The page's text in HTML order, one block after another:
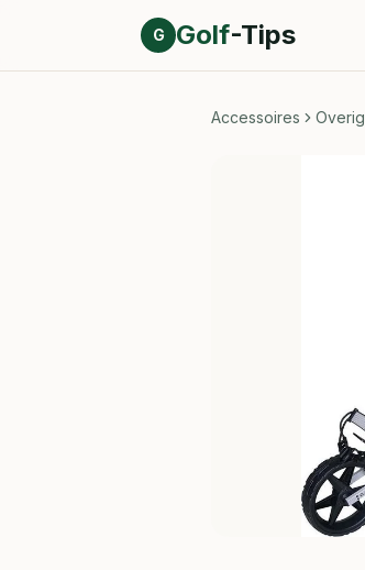
Direct naar inhoud
G Golf-Tips
Accessoires Overig